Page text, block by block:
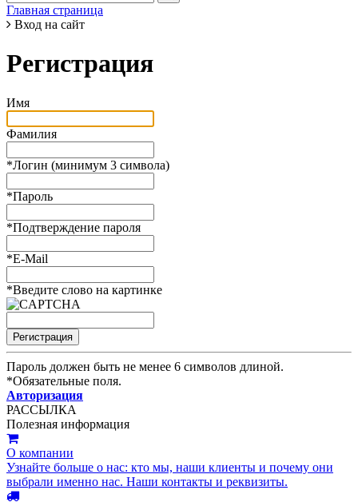
Главная страница
Вход на сайт
Регистрация
Имя
Фамилия
*Логин (минимум 3 символа)
*Пароль
*Подтверждение пароля
*E-Mail
*Введите слово на картинке
Пароль должен быть не менее 6 символов длиной.
*Обязательные поля.
Авторизация
РАССЫЛКА
Полезная информация
О компании
Узнайте больше о нас: кто мы, наши клиенты и почему они
выбрали именно нас. Наши контакты и реквизиты.